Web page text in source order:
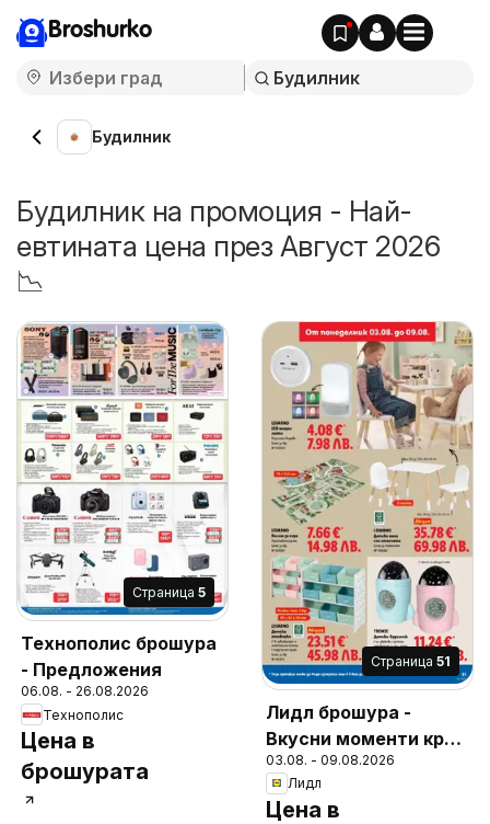
Broshurko
Будилник
Будилник на промоция - Най-
евтината цена през Август 2026
📉
Cтраница 5
Технополис брошура
- Предложения
06.08. - 26.08.2026
Технополис
Цена в
брошурата
Cтраница 51
Лидл брошура -
Вкусни моменти край
грила
03.08. - 09.08.2026
Лидл
Цена в